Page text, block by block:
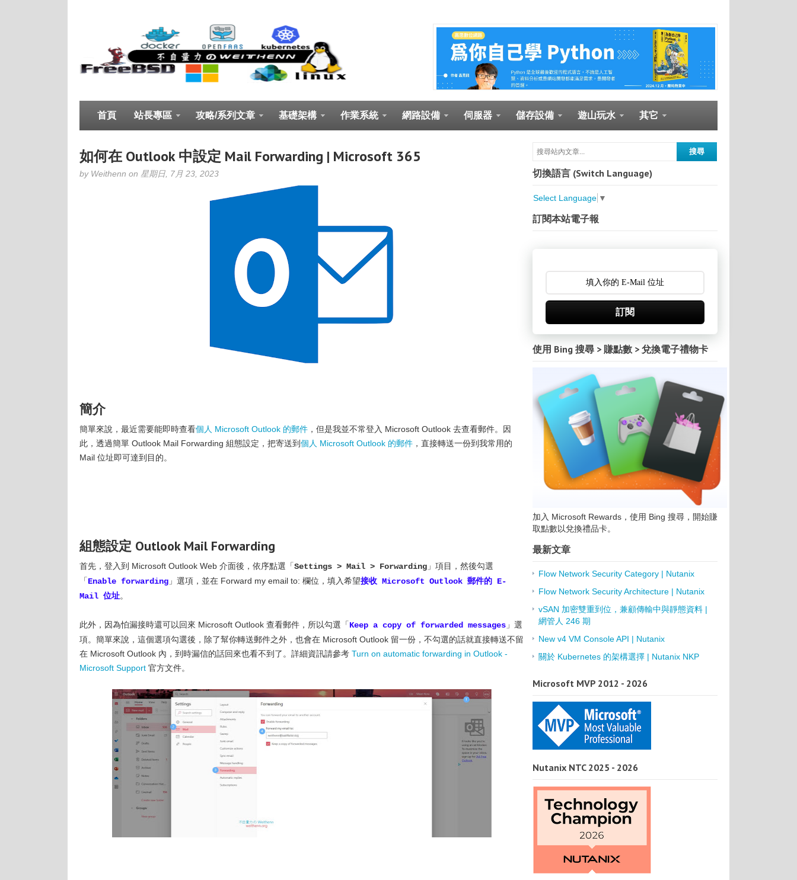
首頁 站長專區 攻略/系列文章 基礎架構 作業系統 網路設備 伺服器 儲存設備 遊山玩水 其它
如何在 Outlook 中設定 Mail Forwarding | Microsoft 365
by Weithenn on 星期日, 7月 23, 2023
簡介
簡單來說，最近需要能即時查看個人 Microsoft Outlook 的郵件 ，但是我並不常登入 Microsoft Outlook 去查看郵件。因
此，透過簡單 Outlook Mail Forwarding 組態設定，把寄送到個人 Microsoft Outlook 的郵件 ，直接轉送一份到我常用的
Mail 位址即可達到目的。
組態設定 Outlook Mail Forwarding
首先，登入到 Microsoft Outlook Web 介面後，依序點選「Settings > Mail > Forwarding 」項目，然後勾選
「Enable forwarding 」選項，並在 Forward my email to: 欄位，填入希望接收 Microsoft Outlook 郵件的 E-
Mail 位址。
此外，因為怕漏接時還可以回來 Microsoft Outlook 查看郵件，所以勾選「Keep a copy of forwarded messages 」選
項。簡單來說，這個選項勾選後，除了幫你轉送郵件之外，也會在 Microsoft Outlook 留一份，不勾選的話就直接轉送不留
在 Microsoft Outlook 內，到時漏信的話回來也看不到了。詳細資訊請參考 Turn on automatic forwarding in Outlook -
Microsoft Support 官方文件。
切換語言 (Switch Language)
Select Language ▼
訂閱本站電子報
訂閱
使用 Bing 搜尋 > 賺點數 > 兌換電子禮物卡
加入 Microsoft Rewards，使用 Bing 搜尋，開始賺
取點數以兌換禮品卡。
最新文章
Flow Network Security Category | Nutanix
Flow Network Security Architecture | Nutanix
vSAN 加密雙重到位，兼顧傳輸中與靜態資料 |
網管人 246 期
New v4 VM Console API | Nutanix
關於 Kubernetes 的架構選擇 | Nutanix NKP
Microsoft MVP 2012 - 2026
Nutanix NTC 2025 - 2026